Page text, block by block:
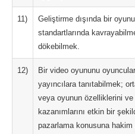
11)
Geliştirme dışında bir
standartlarında
dökebilmek.
12)
Bir video oyununu
yayıncılara tanıtabilmek;
veya oyunun özelliklerini
kazanımlarını etkin bir
pazarlama konusuna hakim